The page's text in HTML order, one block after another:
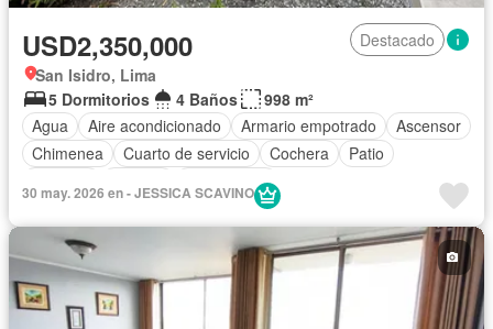
USD2,350,000
Destacado
San Isidro, Lima
5 Dormitorios
4 Baños
998 m²
Agua
Aire acondicionado Armario empotrado
Ascensor
Chimenea
Cuarto de servicio Cochera
Patio
Sin amoblar
30 may. 2026 en - JESSICA SCAVINO